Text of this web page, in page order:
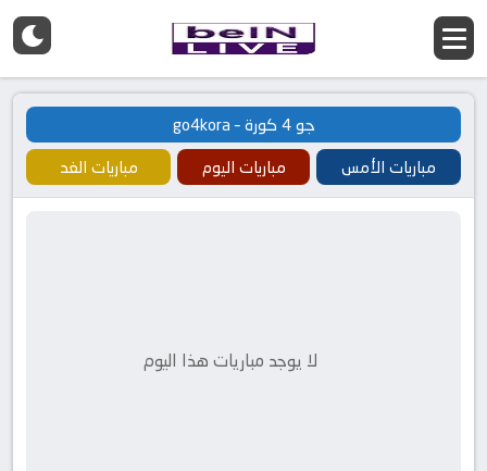
جو 4 كورة – go4kora
مباريات الأمس
مباريات اليوم مباريات الغد
لا يوجد مباريات هذا اليوم